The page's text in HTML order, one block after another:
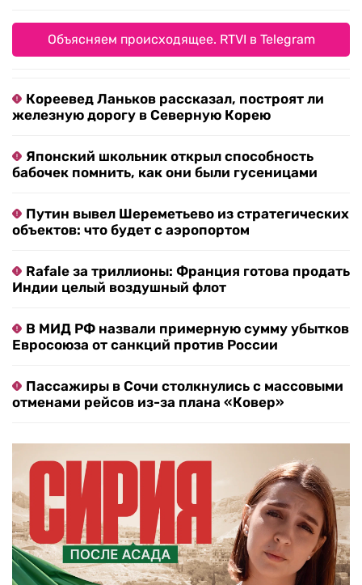
Объясняем происходящее. RTVI в Telegram
Кореевед Ланьков рассказал, построят ли
железную дорогу в Северную Корею
Японский школьник открыл способность
бабочек помнить, как они были гусеницами
Путин вывел Шереметьево из стратегических
объектов: что будет с аэропортом
Rafale за триллионы: Франция готова продать
Индии целый воздушный флот
В МИД РФ назвали примерную сумму убытков
Евросоюза от санкций против России
Пассажиры в Сочи столкнулись с массовыми
отменами рейсов из-за плана «Ковер»